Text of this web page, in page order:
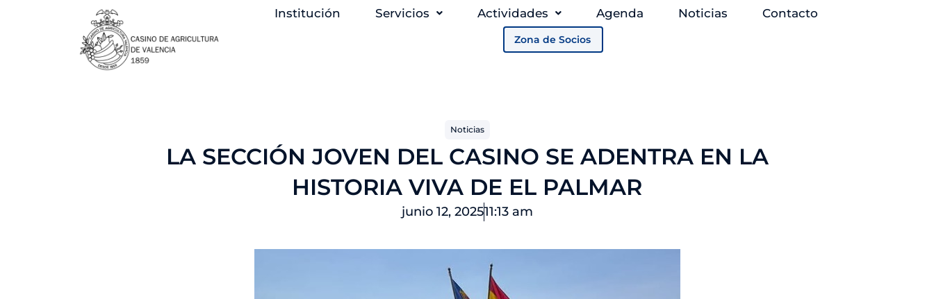
Institución Servicios Actividades Agenda Noticias Contacto
Zona de Socios
Noticias
LA SECCIÓN JOVEN DEL CASINO SE ADENTRA EN LA
HISTORIA VIVA DE EL PALMAR
junio 12, 202511:13 am